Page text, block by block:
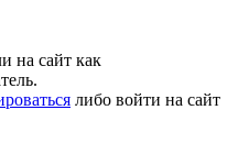
на сайт как
либо войти на сайт